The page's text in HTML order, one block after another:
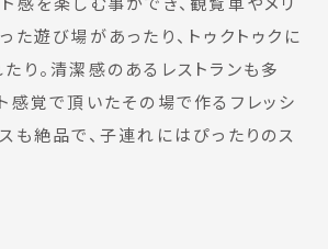
た遊び場があったり、トゥクトゥクに
り。清潔感のあるレストランも多
感覚で頂いたその場で作るフレッシ
も絶品で、子連れにはぴったりのス